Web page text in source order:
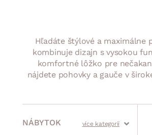
Kúpeľňa
Závesy a žalúzie
Zobrazit vše
Hľadáte štýlové a maximálne
kombinuje dizajn s vysokou
komfortné lôžko pre
nájdete pohovky a gauče v
NÁBYTOK